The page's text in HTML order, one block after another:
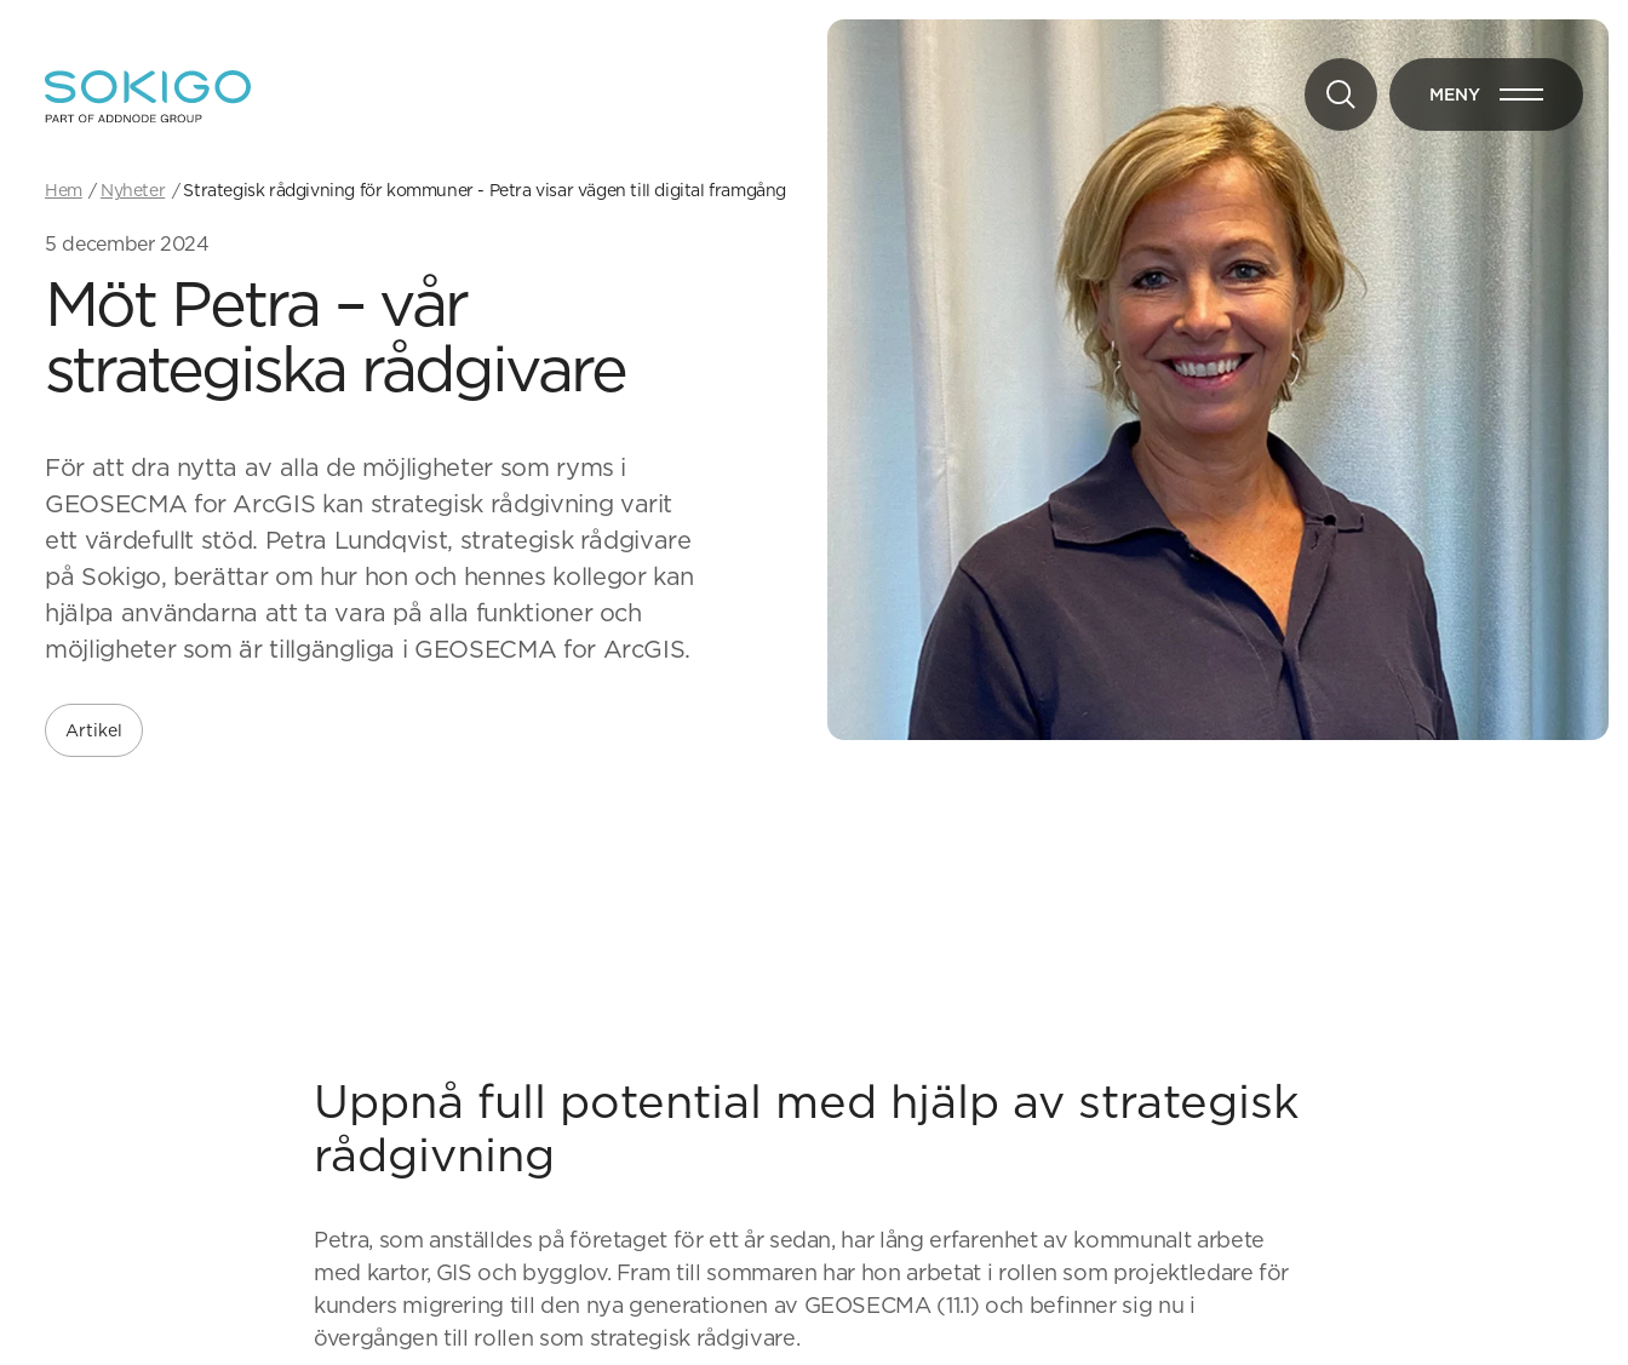
ÖPPNA MENY
MENY
Hem Nyheter Strategisk rådgivning för kommuner - Petra visar vägen till digital framgång
5 december 2024
Möt Petra – vår
strategiska rådgivare
För att dra nytta av alla de möjligheter som ryms i
GEOSECMA for ArcGIS kan strategisk rådgivning varit
ett värdefullt stöd. Petra Lundqvist, strategisk rådgivare
på Sokigo, berättar om hur hon och hennes kollegor kan
hjälpa användarna att ta vara på alla funktioner och
möjligheter som är tillgängliga i GEOSECMA for ArcGIS.
Artikel
Uppnå full potential med hjälp av strategisk
rådgivning
Petra, som anställdes på företaget för ett år sedan, har lång erfarenhet av kommunalt arbete
med kartor, GIS och bygglov. Fram till sommaren har hon arbetat i rollen som projektledare för
kunders migrering till den nya generationen av GEOSECMA (11.1) och befinner sig nu i
övergången till rollen som strategisk rådgivare.